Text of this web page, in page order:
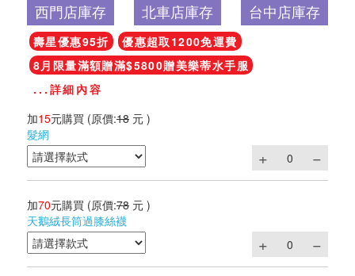
西門店庫存 北車店庫存 台中店庫存
壽星優惠95折
優惠超取1200免運費
8月限量滿額贈滿$5800贈美樂蒂水手服
...詳細內容
加15元購買 (原價:18 元 )
髮網
加70元購買 (原價:78 元 )
天鵝絨長筒過膝絲襪